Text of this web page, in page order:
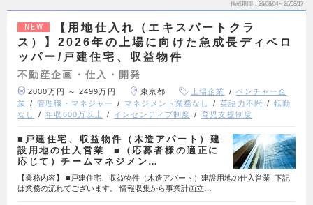
掲載期間 26/08/04～26/08/17
NEW
【用地仕入れ（エキスパートクラ
ス）】2026年の上場に向けた急成長ディベロ
ッパー/戸建住宅、収益物件
不動産企画・仕入・開発
2000万円 ～ 2499万円 東京都 上場企業
ベンチャー企
業
管理職・マネジャー マネジメント業務なし 英語力不問
転勤
なし
年収600万以上 インセンティブ制度 育児支援制度
■戸建住宅、収益物件（木造アパート）建
設用地の仕入営業 ■（応募者様の適正に
応じて）チームマネジメン…
【業務内容】 ■戸建住宅、収益物件（木造アパート）建設用地の仕入営業 下記
は業務の流れでございます。 情報収集から事業計画立…